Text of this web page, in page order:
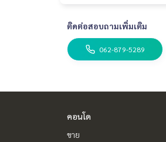
Youtube : HOME Real
#รับฝากขาย #รับฝาก
ติดต่อสอบถามเพิ่มเติม
062-879-5289
คอนโด
ขาย